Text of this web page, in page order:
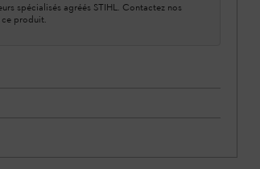
spécialisés agréés STIHL. Contactez nos
produit.